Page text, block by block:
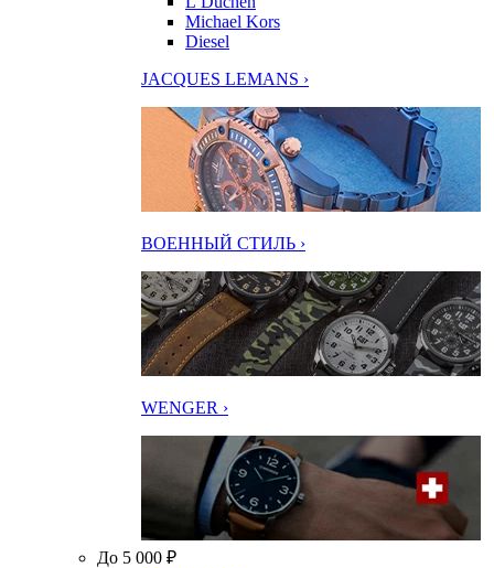
Michael Kors
Diesel
JACQUES LEMANS ›
ВОЕННЫЙ СТИЛЬ ›
WENGER ›
До 5 000 ₽